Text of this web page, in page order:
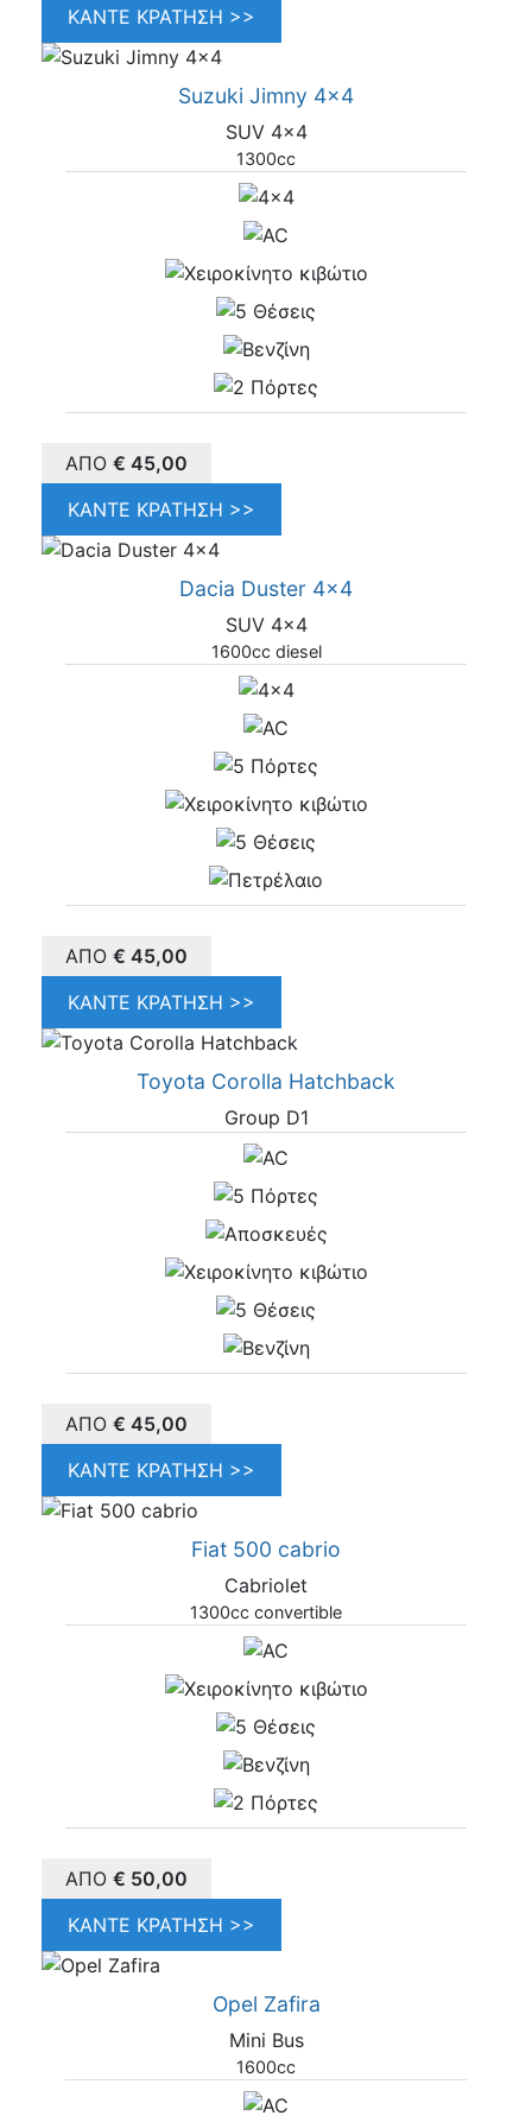
ΚΆΝΤΕ ΚΡΆΤΗΣΗ >>
Suzuki Jimny 4x4
SUV 4x4
1300cc
ΑΠΌ € 45,00
ΚΆΝΤΕ ΚΡΆΤΗΣΗ >>
Dacia Duster 4x4
SUV 4x4
1600cc diesel
ΑΠΌ € 45,00
ΚΆΝΤΕ ΚΡΆΤΗΣΗ >>
Toyota Corolla Hatchback
Group D1
ΑΠΌ € 45,00
ΚΆΝΤΕ ΚΡΆΤΗΣΗ >>
Fiat 500 cabrio
Cabriolet
1300cc convertible
ΑΠΌ € 50,00
ΚΆΝΤΕ ΚΡΆΤΗΣΗ >>
Opel Zafira
Mini Bus
1600cc